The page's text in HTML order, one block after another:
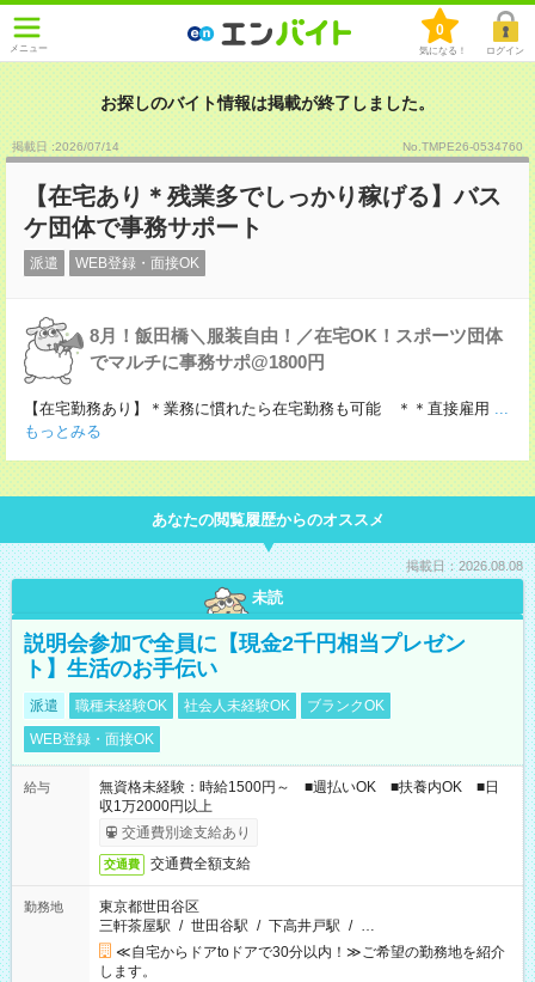
メニュー
0
気になる！ ログイン
お探しのバイト情報は掲載が終了しました。
掲載日 :2026/07/14 No.TMPE26-0534760
【在宅あり＊残業多でしっかり稼げる】バス
ケ団体で事務サポート
派遣 WEB登録・面接OK
8月！飯田橋＼服装自由！／在宅OK！スポーツ団体
でマルチに事務サポ@1800円
【在宅勤務あり】＊業務に慣れたら在宅勤務も可能 ＊＊直接雇用 ...
もっとみる
あなたの閲覧履歴からのオススメ
掲載日：2026.08.08
未読
説明会参加で全員に【現金2千円相当プレゼン
ト】生活のお手伝い
派遣 職種未経験OK 社会人未経験OK
ブランクOK
WEB登録・面接OK
給与
無資格未経験：時給1500円～ ■週払いOK ■扶養内OK ■日
収1万2000円以上
交通費別途支給あり
交通費 交通費全額支給
勤務地
東京都世田谷区
三軒茶屋駅 / 世田谷駅 / 下高井戸駅 / …
≪自宅からドアtoドアで30分以内！≫ご希望の勤務地を紹介
します。